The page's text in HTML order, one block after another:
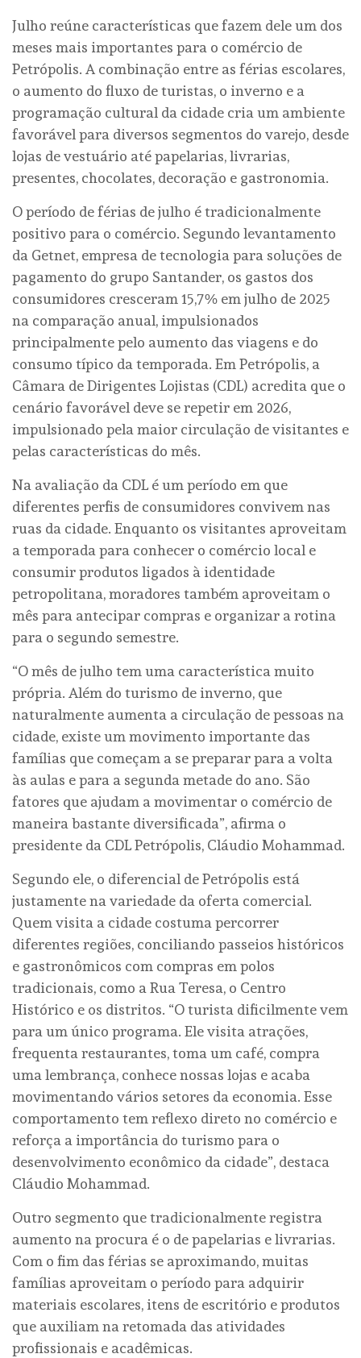
Julho reúne características que fazem dele um dos
meses mais importantes para o comércio de
Petrópolis. A combinação entre as férias escolares,
o aumento do fluxo de turistas, o inverno e a
programação cultural da cidade cria um ambiente
favorável para diversos segmentos do varejo, desde
lojas de vestuário até papelarias, livrarias,
presentes, chocolates, decoração e gastronomia.
O período de férias de julho é tradicionalmente
positivo para o comércio. Segundo levantamento
da Getnet, empresa de tecnologia para soluções de
pagamento do grupo Santander, os gastos dos
consumidores cresceram 15,7% em julho de 2025
na comparação anual, impulsionados
principalmente pelo aumento das viagens e do
consumo típico da temporada. Em Petrópolis, a
Câmara de Dirigentes Lojistas (CDL) acredita que o
cenário favorável deve se repetir em 2026,
impulsionado pela maior circulação de visitantes e
pelas características do mês.
Na avaliação da CDL é um período em que
diferentes perfis de consumidores convivem nas
ruas da cidade. Enquanto os visitantes aproveitam
a temporada para conhecer o comércio local e
consumir produtos ligados à identidade
petropolitana, moradores também aproveitam o
mês para antecipar compras e organizar a rotina
para o segundo semestre.
“O mês de julho tem uma característica muito
própria. Além do turismo de inverno, que
naturalmente aumenta a circulação de pessoas na
cidade, existe um movimento importante das
famílias que começam a se preparar para a volta
às aulas e para a segunda metade do ano. São
fatores que ajudam a movimentar o comércio de
maneira bastante diversificada”, afirma o
presidente da CDL Petrópolis, Cláudio Mohammad.
Segundo ele, o diferencial de Petrópolis está
justamente na variedade da oferta comercial.
Quem visita a cidade costuma percorrer
diferentes regiões, conciliando passeios históricos
e gastronômicos com compras em polos
tradicionais, como a Rua Teresa, o Centro
Histórico e os distritos. “O turista dificilmente vem
para um único programa. Ele visita atrações,
frequenta restaurantes, toma um café, compra
uma lembrança, conhece nossas lojas e acaba
movimentando vários setores da economia. Esse
comportamento tem reflexo direto no comércio e
reforça a importância do turismo para o
desenvolvimento econômico da cidade”, destaca
Cláudio Mohammad.
Outro segmento que tradicionalmente registra
aumento na procura é o de papelarias e livrarias.
Com o fim das férias se aproximando, muitas
famílias aproveitam o período para adquirir
materiais escolares, itens de escritório e produtos
que auxiliam na retomada das atividades
profissionais e acadêmicas.